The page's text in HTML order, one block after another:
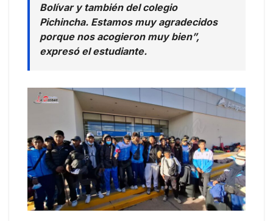
Bolívar y también del colegio
Pichincha. Estamos muy agradecidos
porque nos acogieron muy bien”,
expresó el estudiante.